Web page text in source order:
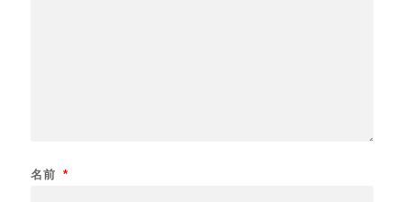
名前 *